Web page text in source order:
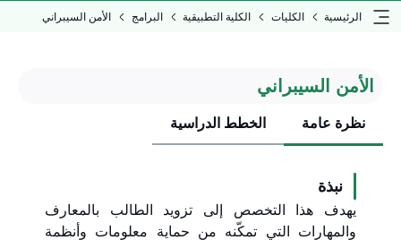
الرئيسية الكليات الكلية التطبيقية البرامج الأمن السيبراني
الأمن السيبراني
نظرة عامة الخطط الدراسية
نبذة
يهدف هذا التخصص إلى تزويد الطالب بالمعارف
والمهارات التي تمكّنه من حماية معلومات وأنظمة